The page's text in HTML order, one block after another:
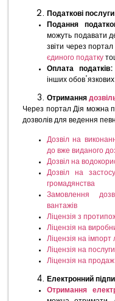
Податкові
Подання
можуть подавати
звіти через портал
єдиного податку
Оплата податків:
інших
Отримання
Через портал Дія можна
дозволів для ведення
Дозвіл на
до вже виданого
Дозвіл на
Дозвіл на
громадянства
Замовлення
вантажів
Ліцензія з
Ліцензія на
Ліцензія на імпорт
Ліцензія на
Ліцензія на продаж
Електронний
Отримання